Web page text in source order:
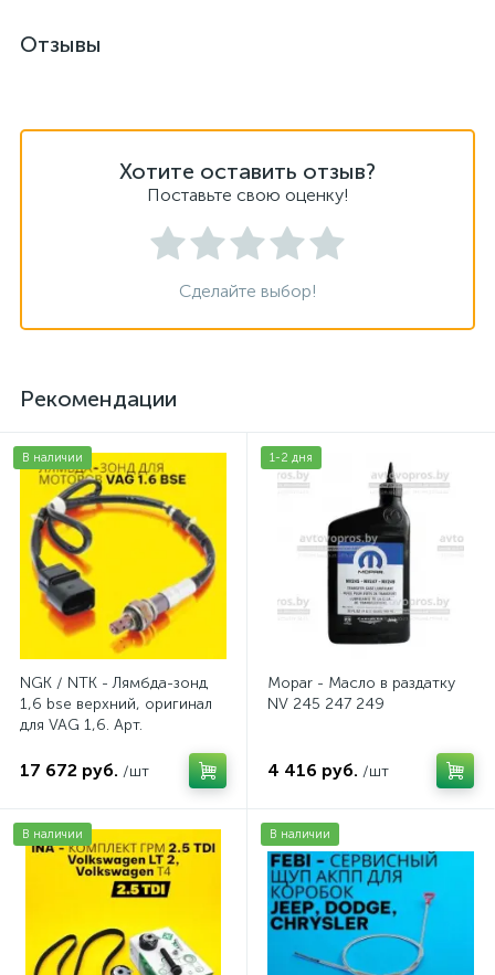
Отзывы
Хотите оставить отзыв?
Поставьте свою оценку!
Сделайте выбор!
Рекомендации
В наличии
NGK / NTK - Лямбда-зонд
1,6 bse верхний, оригинал
для VAG 1,6. Арт.
17 672 руб. /шт
1-2 дня
Mopar - Масло в раздатку
NV 245 247 249
4 416 руб. /шт
В наличии В наличии